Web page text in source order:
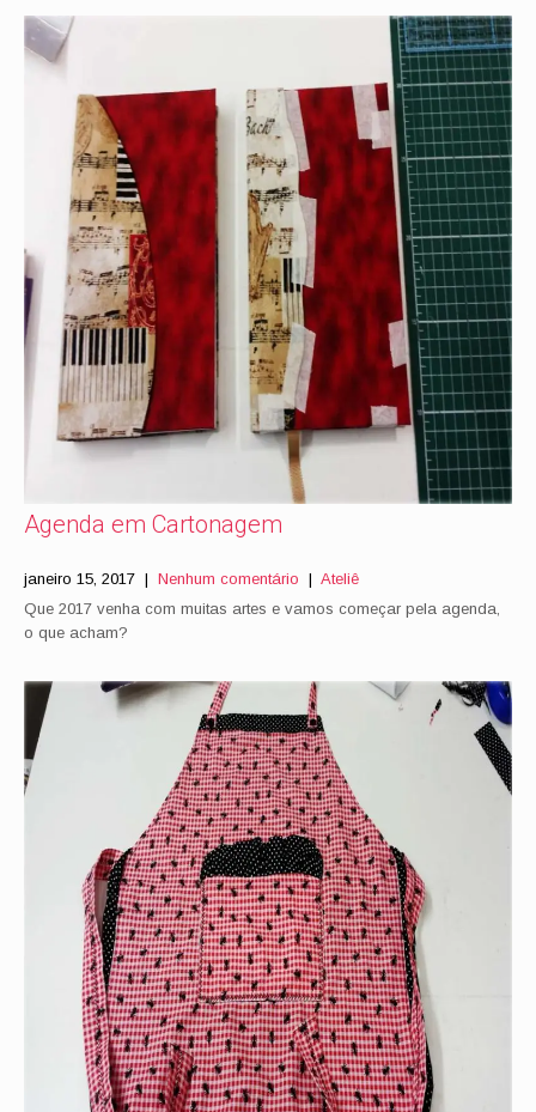
Agenda em Cartonagem
janeiro 15, 2017 | Nenhum comentário | Ateliê
Que 2017 venha com muitas artes e vamos começar pela agenda,
o que acham?